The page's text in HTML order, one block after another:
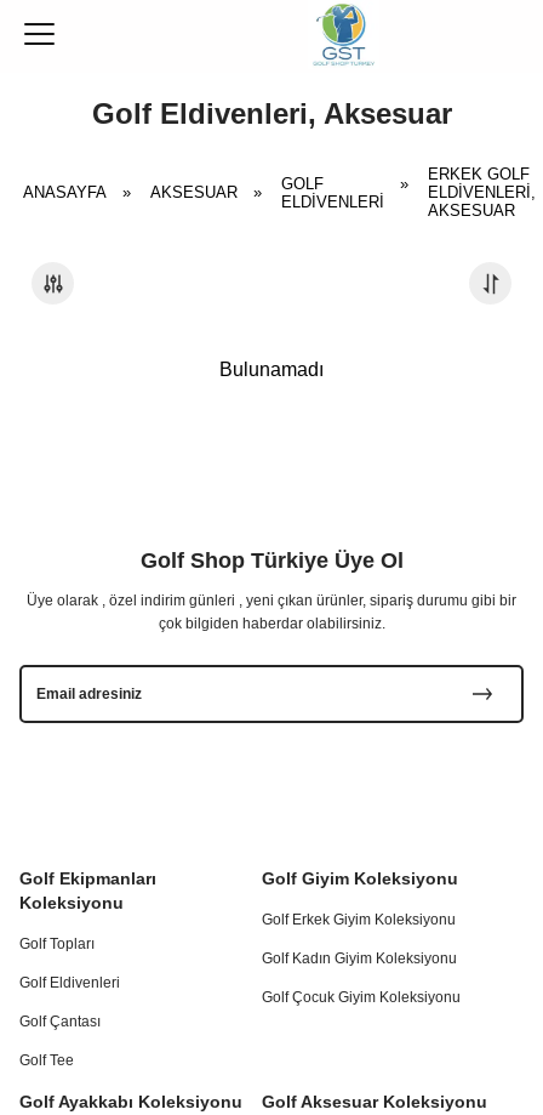
Golf Eldivenleri, Aksesuar
ANASAYFA » AKSESUAR »
GOLF
ELDIVENLERI
»
ERKEK GOLF
ELDIVENLERI,
AKSESUAR
Bulunamadı
Golf Ekipmanları
Koleksiyonu
Golf Topları
Golf Eldivenleri
Golf Çantası
Golf Tee
Golf Giyim Koleksiyonu
Golf Erkek Giyim Koleksiyonu
Golf Kadın Giyim Koleksiyonu
Golf Çocuk Giyim Koleksiyonu
Golf Ayakkabı Koleksiyonu Golf Aksesuar Koleksiyonu
Golf Shop Türkiye Üye Ol
Üye olarak , özel indirim günleri , yeni çıkan ürünler, sipariş durumu gibi bir
çok bilgiden haberdar olabilirsiniz.